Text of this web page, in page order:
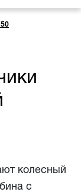
колесный
с